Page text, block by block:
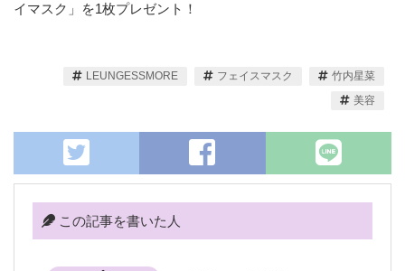
イマスク」を1枚プレゼント！
LEUNGESSMORE フェイスマスク
竹内星菜
美容
この記事を書いた人